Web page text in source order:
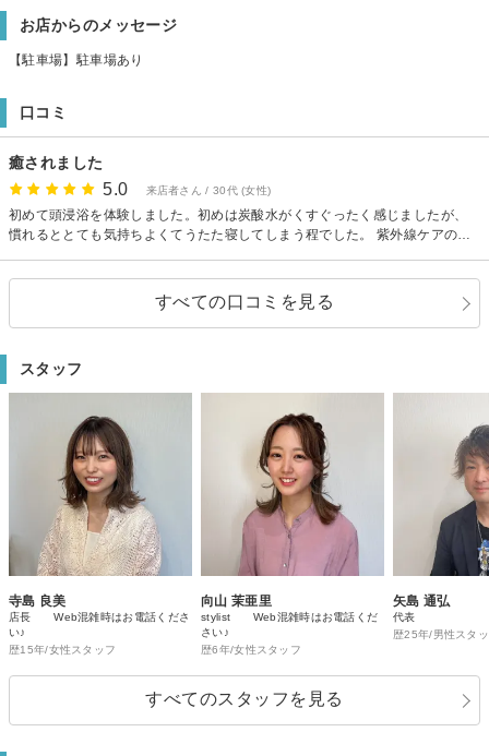
お店からのメッセージ
【駐車場】駐車場あり
口コミ
癒されました
5.0 来店者さん / 30代 (女性)
初めて頭浸浴を体験しました。初めは炭酸水がくすぐったく感じましたが、
慣れるととても気持ちよくてうたた寝してしまう程でした。 紫外線ケアのト
すべての口コミを見る
スタッフ
寺島 良美
店長 Web混雑時はお電話くださ
い♪
歴15年/女性スタッフ
向山 茉亜里
stylist Web混雑時はお電話くだ
さい♪
歴6年/女性スタッフ
矢島 通弘
代表
歴25年/男性スタ
すべてのスタッフを見る